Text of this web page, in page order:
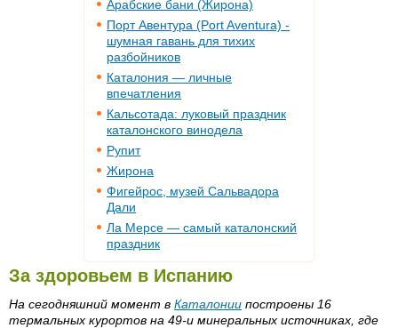
Арабские бани (Жирона)
Порт Авентура (Port Aventura) -
шумная гавань для тихих
разбойников
Каталония — личные
впечатления
Кальсотада: луковый праздник
каталонского винодела
Рупит
Жирона
Фигейрос, музей Сальвадора
Дали
Ла Мерсе — самый каталонский
праздник
За здоровьем в Испанию
На сегодняшний момент в Каталонии построены 16
термальных курортов на 49-и минеральных источниках, где